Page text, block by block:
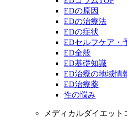
EDの原因
EDの治療法
EDの症状
EDセルフケア・
ED全般
ED基礎知識
ED治療の地域情
ED治療薬
性の悩み
メディカルダイエット